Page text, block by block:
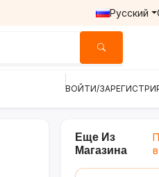
Русский
ВОЙТИ/
Еще Из
Магазина